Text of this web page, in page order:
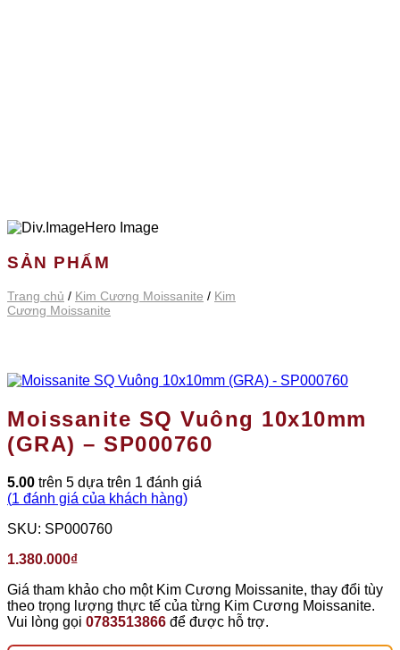
SẢN PHẨM
Trang chủ / Kim Cương Moissanite / Kim
Cương Moissanite
Moissanite SQ Vuông 10x10mm
(GRA) – SP000760
5.00 trên 5 dựa trên 1 đánh giá
(1 đánh giá của khách hàng)
SKU: SP000760
1.380.000₫
Giá tham khảo cho một Kim Cương Moissanite, thay đổi tùy
theo trọng lượng thực tế của từng Kim Cương Moissanite.
Vui lòng gọi 0783513866 để được hỗ trợ.